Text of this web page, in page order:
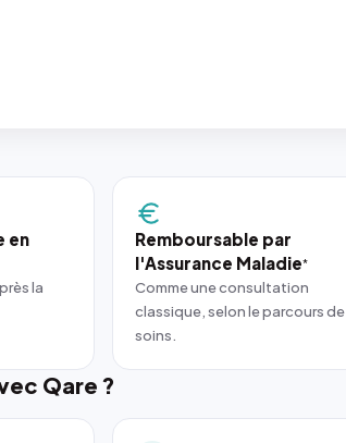
en
la
Remboursable par
l'Assurance Maladie*
Comme une consultation
classique, selon le parcours de
soins.
Qare ?